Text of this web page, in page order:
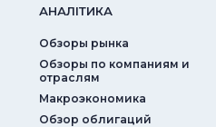
АНАЛIТИКА
Обзоры рынка
Обзоры по компаниям и
отраслям
Макроэкономика
Обзор облигаций